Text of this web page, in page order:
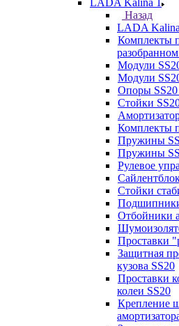
LADA Kalina 1
Назад
LADA
Комплекты
Модули
Модули
Опоры SS20
Стойки
Комплекты
Пружины
Пружины
Рулевое
Стойки
Отбойники
Проставки
Защитная
кузова SS20
Проставки
колеи SS20
Крепление